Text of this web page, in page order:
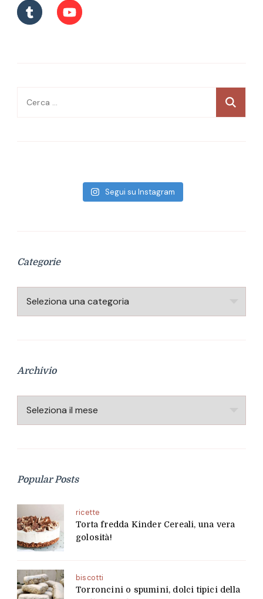
Ricerca
Segui su Instagram
Categorie
Categorie
Archivio
Archivio
Popular Posts
ricette
Torta fredda Kinder Cereali, una vera
golosità!
biscotti
Torroncini o spumini, dolci tipici della